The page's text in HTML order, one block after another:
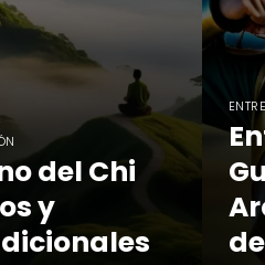
del Chi
y